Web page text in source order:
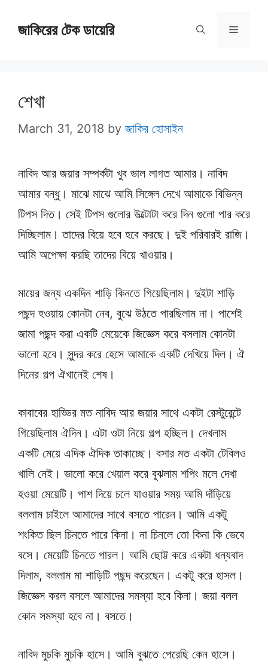
জাকিরের টেক ডায়েরি Menu
শেখা
March 31, 2018 by জাকির হোসাইন
নাবিদ আর জয়ার সম্পর্কটা খুব ভাল লাগত আমার। নাবিদ
আমার বন্ধু। মাঝে মাঝে আমি সিঙ্গেল দেখে আমাকে বিভিন্ন
টিপস দিত। সেই টিপস গুলোর উল্টোটা করে দিন গুলো পার করে
দিচ্ছিলাম। তাদের বিয়ে হবে হবে করছে। দুই পরিবারই রাজি।
আমি অপেক্ষা করছি তাদের বিয়ে খাওয়ার।
মায়ের জন্য একদিন শাড়ি কিনতে গিয়েছিলাম। দুইটা শাড়ি
পছন্দ হওয়ায় কোনটা নেব, বুঝে উঠতে পারছিলাম না। পাশেই
জামা পছন্দ করা একটি মেয়েকে জিজ্ঞেস করে বসলাম কোনটা
ভালো হবে। সুন্দর করে হেসে আমাকে একটি দেখিয়ে দিল। ঐ
দিনের গল্প ঐখানেই শেষ।
কাবাবের হাড্ডির মত নাবিদ আর জয়ার সাথে একটা রেস্টুরেন্টে
গিয়েছিলাম ঐদিন। এটা ওটা নিয়ে গল্প হচ্ছিল। দেখলাম
একটি মেয়ে এদিক ঐদিক তাকাচ্ছে। বসার মত একটা টেবিলও
খালি নেই। ভালো করে খেয়াল করে বুঝলাম শপিং মলে দেখা
হওয়া মেয়েটি। পাশ দিয়ে চলে যাওয়ার সময় আমি দাঁড়িয়ে
বললাম চাইলে আমাদের সাথে বসতে পারেন। আমি একটু
শংকিত ছিল চিনতে পারে কিনা। না চিনলে তো কিনা কি ভেবে
বসে। মেয়েটি চিনতে পারল। আমি ছোট্ট করে একটা ধন্যবাদ
দিলাম, বললাম মা শাড়িটি পছন্দ করেছেন। একটু করে হাসল।
জিজ্ঞেস করল বসলে আমাদের সমস্যা হবে কিনা। জয়া বলল
কোন সমস্যা হবে না। বসতে।
নাবিদ মুচকি মুচকি হাসে। আমি বুঝতে পেরেছি কেন হাসে।